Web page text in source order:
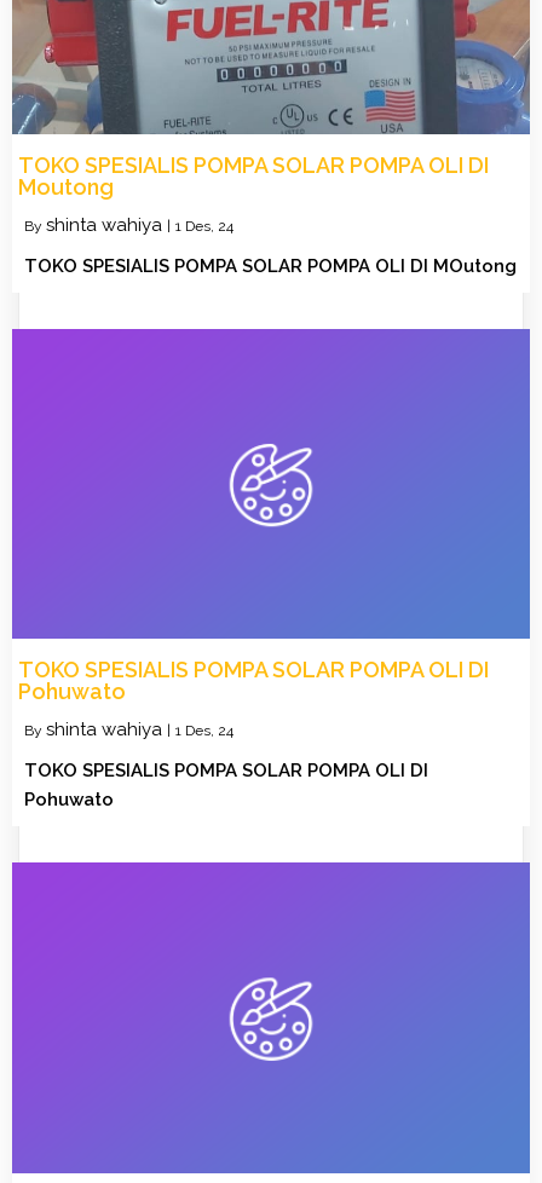
TOKO SPESIALIS POMPA SOLAR POMPA OLI DI
Moutong
By shinta wahiya | 1 Des, 24
TOKO SPESIALIS POMPA SOLAR POMPA OLI DI MOutong
TOKO SPESIALIS POMPA SOLAR POMPA OLI DI
Pohuwato
By shinta wahiya 1 Des, 24
TOKO SPESIALIS POMPA SOLAR POMPA OLI DI
Pohuwato